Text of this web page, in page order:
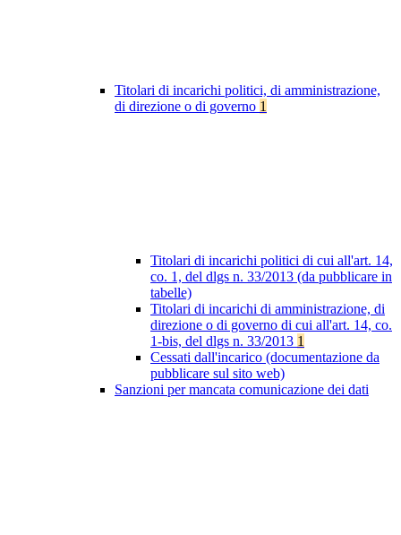
Titolari di incarichi politici, di amministrazione,
di direzione o di governo 1
Titolari di incarichi politici di cui all'art. 14,
co. 1, del dlgs n. 33/2013 (da pubblicare in
tabelle)
Titolari di incarichi di amministrazione, di
direzione o di governo di cui all'art. 14, co.
1-bis, del dlgs n. 33/2013 1
Cessati dall'incarico (documentazione da
pubblicare sul sito web)
Sanzioni per mancata comunicazione dei dati